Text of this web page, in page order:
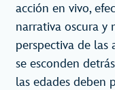
acción en vivo,
narrativa oscura y
perspectiva de las
se esconden
las edades deben